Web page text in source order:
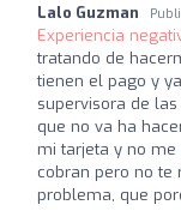
Lalo Guzman
Experiencia
tratando de
tienen el pago y
supervisora de
que no va ha
mi tarjeta y no
cobran pero no te
problema, que